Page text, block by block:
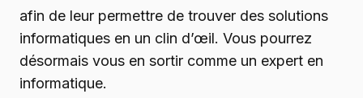
afin de leur permettre de trouver des solutions
informatiques en un clin d’œil. Vous pourrez
désormais vous en sortir comme un expert en
informatique.